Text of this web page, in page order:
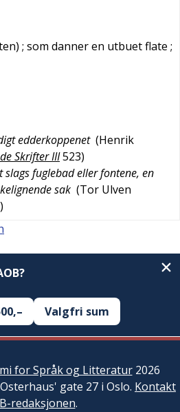
; som danner en utbuet flate ;
edderkoppenet (Henrik
Skrifter III523)
fuglebad eller fontene, en
sak (Tor Ulven
)
Valgfri sum
for Språk og Litteratur2026
gate 27 i Oslo. Kontakt
redaksjonen.